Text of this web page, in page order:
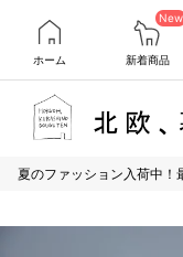
ホーム
New
新着商品
夏のファッション入荷中！